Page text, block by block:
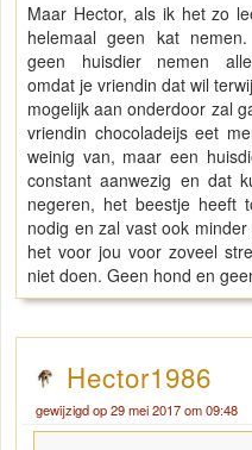
Maar Hector, als ik het zo
helemaal geen kat
geen huisdier nemen
omdat je vriendin dat wil
mogelijk aan onderdoor zal
vriendin chocoladeijs eet
weinig van, maar een
constant aanwezig en dat
negeren, het beestje heeft
nodig en zal vast ook
het voor jou voor zoveel
niet doen. Geen hond en
Hector1986
gewijzigd op 29 mei 2017 om 09:48